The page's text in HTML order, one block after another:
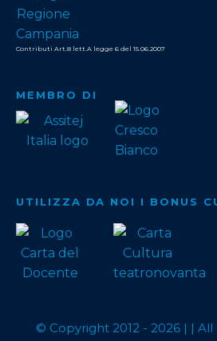
Contributi Art.8 lett.A legge 6 del 15.06.2007
MEMBRO DI
UTILIZZA DA NOI I BONUS
© Copyright 2012 - 2026 | | All